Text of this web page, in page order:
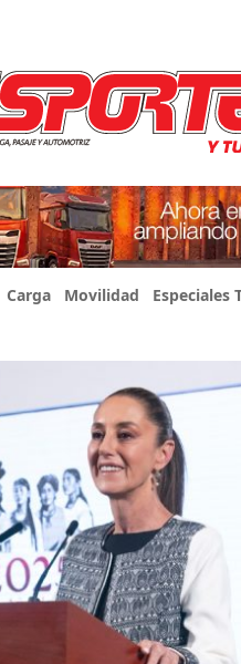
Carga Movilidad Especiales